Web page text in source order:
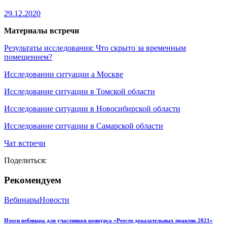
29.12.2020
Материалы встречи
Результаты исследования: Что скрыто за временным
помещением?
Исследовании ситуации а Москве
Исследование ситуации в Томской области
Исследование ситуации в Новосибирской области
Исследование ситуации в Самарской области
Чат встречи
Поделиться:
Рекомендуем
ВебинарыНовости
Итоги вебинара для участников конкурса «Реестр доказательных практик 2021»